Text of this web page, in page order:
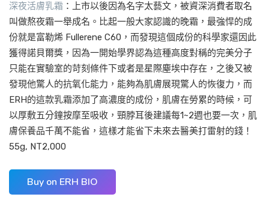
深夜活膚乳霜 ：上市以後因為名字太藝文，被資深消費者取名
叫做熬夜霜一舉成名。比起一般大家認識的晚霜，最強悍的成
份就是富勒烯 Fullerene C60，而發現這個成份的科學家還因此
獲得諾貝爾獎，因為一開始學界認為這種高度對稱的完美分子
只能在實驗室的苛刻條件下或者是星際塵埃中存在，之後又被
發現他驚人的抗氧化能力，能夠為肌膚展現驚人的恢復力，而
ERH的這款乳霜添加了高濃度的成份，肌膚在勞累的時候，可
以厚敷五分鐘按摩至吸收，頸脖耳後建議每1~2週也要一次，肌
膚保養品千萬不能省，這樣才能省下未來去醫美打雷射的錢！
55g, NT2,000
Buy on ERH BIO